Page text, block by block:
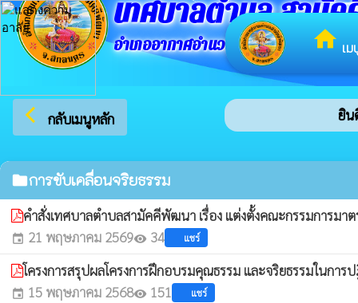
homeเ
เทศบาลตำบล สามั
อำเภออากาศอำนวย จังหวัดสกลนคร
arrow_back_ios กลับเมนูหลัก ยิน
folderการขับเคลื่อนจริยธรรม
คำสั่งเทศบาลตำบลสามัคคีพัฒนา เรื่อง แต่งตั้งคณะกรรมการม
event 21 พฤษภาคม 2569visibility 34 แชร์
โครงการสรุปผลโครงการฝึกอบรมคุณธรรม และจริยธรรมในกา
event 15 พฤษภาคม 2568visibility 151 แชร์